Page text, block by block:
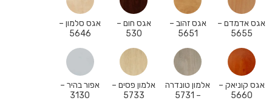
אגס אדמדם –
5655
אגס זהוב –
5651
אגס חום –
530
אגס סלמון –
5646
אגס קוניאק –
5660
אלמון טונדרה
– 5731
אלמון פסים –
5733
אפור בהיר –
3130